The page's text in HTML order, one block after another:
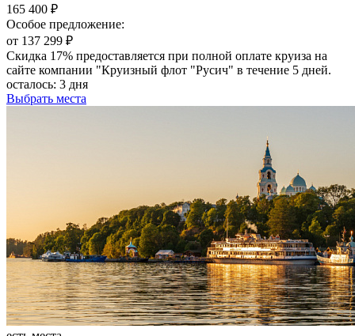
165 400 ₽
Особое предложение:
от 137 299 ₽
Скидка 17% предоставляется при полной оплате круиза на
сайте компании "Круизный флот "Русич" в течение 5 дней.
осталось: 3 дня
Выбрать места